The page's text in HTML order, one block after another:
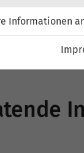
Informationen